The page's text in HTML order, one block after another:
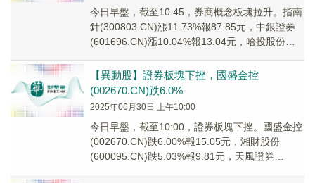
今日早盤，截至10:45，券商概念板塊拉升。指南
針(300803.CN)漲11.73%報87.85元，中銀證券
(601696.CN)漲10.04%報13.04元，哈投股份
【異動股】證券板塊下挫，國盛金控
(002670.CN)跌6.0%
2025年06月30日 上午10:00
今日早盤，截至10:00，證券板塊下挫。國盛金控
(002670.CN)跌6.00%報15.05元，湘財股份
(600095.CN)跌5.03%報9.81元，天風證券